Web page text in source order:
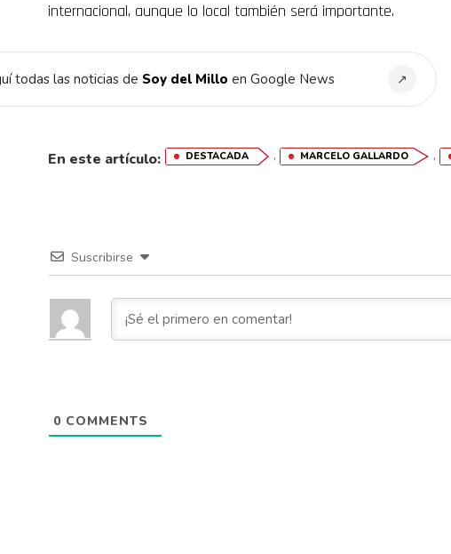
internacional, aunque lo local también será importante.
todas las noticias de Soy del Millo en Google News ↗
En este artículo: DESTACADA , MARCELO GALLARDO ,
Suscribirse
0 COMMENTS